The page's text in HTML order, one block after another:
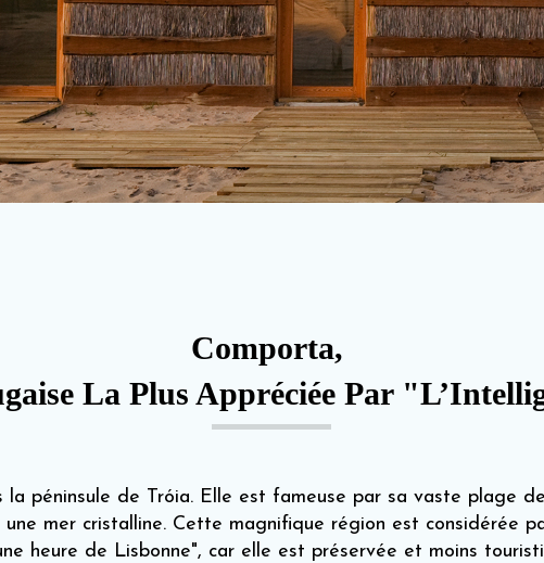
Comporta,
La Plus Appréciée Par
la péninsule de Tróia. Elle est fameuse par sa vaste plage
mer cristalline. Cette magnifique région est considérée
heure de Lisbonne", car elle est préservée et moins